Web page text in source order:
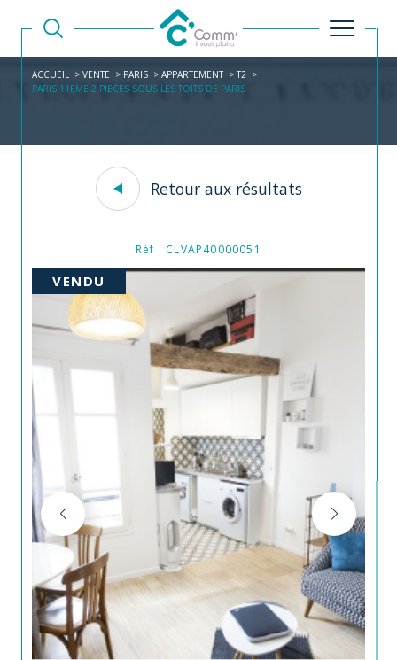
ACCUEIL VENTE PARIS APPARTEMENT
T2
PARIS 11EME 2 PIECES SOUS LES TOITS DE PARIS
Retour aux résultats
Réf : CLVAP40000051
VENDU